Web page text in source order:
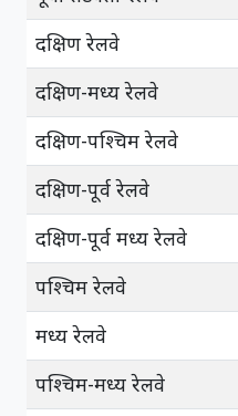
दक्षिण रेलवे
दक्षिण-मध्य रेलवे
दक्षिण-पश्चिम रेलवे
दक्षिण-पूर्व रेलवे
दक्षिण-पूर्व मध्य रेलवे
पश्चिम रेलवे
मध्य रेलवे
पश्चिम-मध्य रेलवे